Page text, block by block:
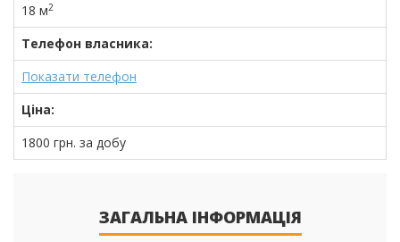
18 м2
Телефон власника:
Показати телефон
Ціна:
1800 грн. за добу
ЗАГАЛЬНА ІНФОРМАЦІЯ